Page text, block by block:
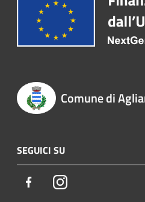
Comune di
SEGUICI SU
FacebookInstagram